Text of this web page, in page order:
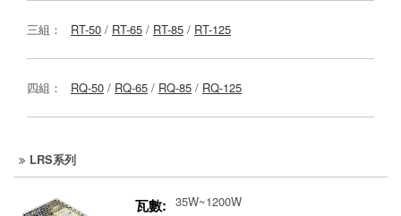
三組： RT-50 / RT-65 / RT-85 / RT-125
四組： RQ-50 / RQ-65 / RQ-85 / RQ-125
LRS系列
瓦數: 35W~1200W